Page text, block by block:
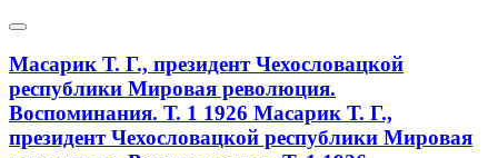
Масарик Т. Г., президент Чехословацкой
республики Мировая революция.
Воспоминания. Т. 1 1926 Масарик Т. Г.,
президент Чехословацкой республики Мировая